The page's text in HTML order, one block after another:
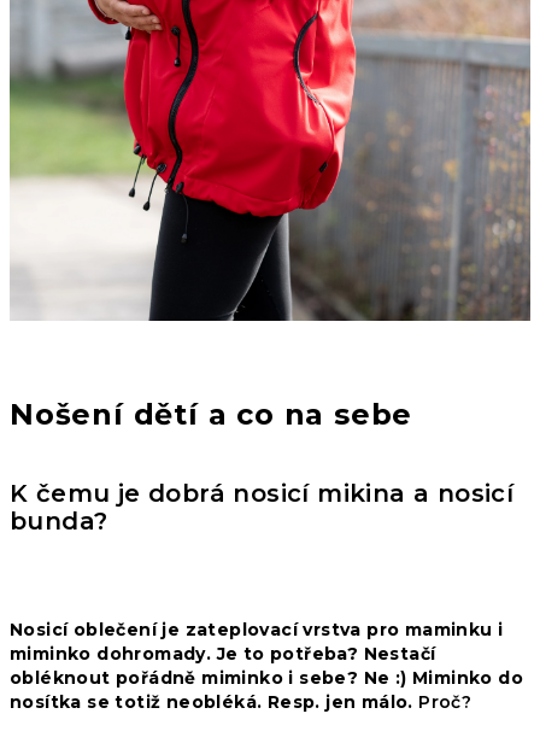
Nošení dětí a co na sebe
K čemu je dobrá nosicí mikina a nosicí
bunda?
Nosicí oblečení je zateplovací vrstva pro maminku i
miminko dohromady. Je to potřeba? Nestačí
obléknout pořádně miminko i sebe? Ne :) Miminko do
nosítka se totiž neobléká. Resp. jen málo. Proč?